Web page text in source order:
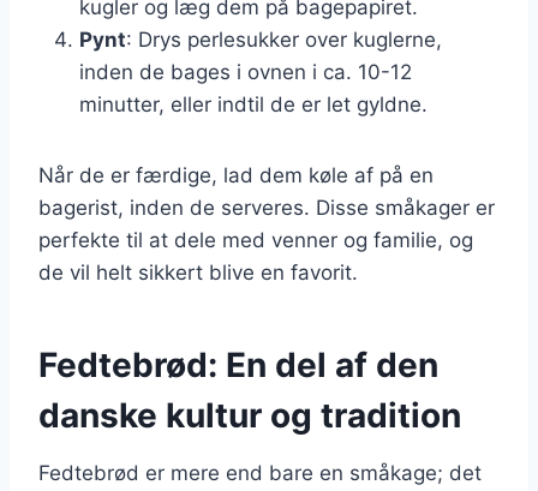
kugler og læg dem på bagepapiret.
Pynt: Drys perlesukker over kuglerne,
inden de bages i ovnen i ca. 10-12
minutter, eller indtil de er let gyldne.
Når de er færdige, lad dem køle af på en
bagerist, inden de serveres. Disse småkager er
perfekte til at dele med venner og familie, og
de vil helt sikkert blive en favorit.
Fedtebrød: En del af den
danske kultur og tradition
Fedtebrød er mere end bare en småkage; det